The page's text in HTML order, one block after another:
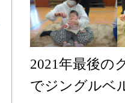
2021年最後の
でジングルベ